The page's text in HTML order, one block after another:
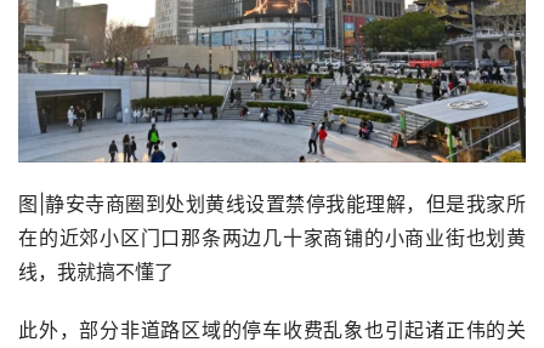
图|静安寺商圈到处划黄线设置禁停我能理解，但是我家所
在的近郊小区门口那条两边几十家商铺的小商业街也划黄
线，我就搞不懂了
此外，部分非道路区域的停车收费乱象也引起诸正伟的关